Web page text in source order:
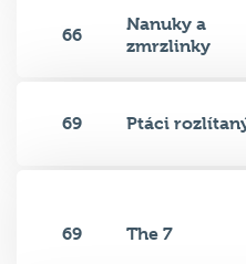
66
Nanuky a
zmrzlinky
69 Ptáci
69 The 7